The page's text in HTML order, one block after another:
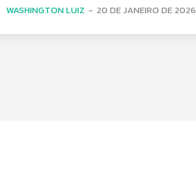
WASHINGTON LUIZ - 20 DE JANEIRO DE 2026